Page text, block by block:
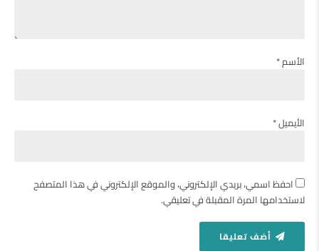
الأسم *
الأيميل *
احفظ اسمي، بريدي الإلكتروني، والموقع الإلكتروني في هذا المتصفح
لاستخدامها المرة المقبلة في تعليقي.
أضف تعليقا